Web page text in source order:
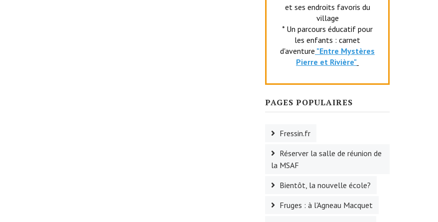
et ses endroits favoris du
village
* Un parcours éducatif pour
les enfants : carnet
d'aventure "Entre Mystères
Pierre et Rivière"
PAGES POPULAIRES
Fressin.fr
Réserver la salle de réunion de
la MSAF
Bientôt, la nouvelle école?
Fruges : à l'Agneau Macquet